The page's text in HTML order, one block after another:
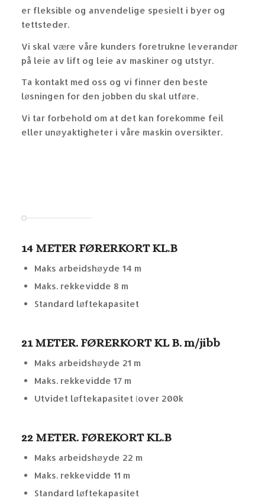
er fleksible og anvendelige spesielt i byer og
tettsteder.
Vi skal være våre kunders foretrukne leverandør
på leie av lift og leie av maskiner og utstyr.
Ta kontakt med oss og vi finner den beste
løsningen for den jobben du skal utføre.
Vi tar forbehold om at det kan forekomme feil
eller unøyaktigheter i våre maskin oversikter.
14 METER FØRERKORT KL.B
Maks arbeidshøyde 14 m
Maks. rekkevidde 8 m
Standard løftekapasitet
21 METER. FØRERKORT KL B. m/jibb
Maks arbeidshøyde 21 m
Maks. rekkevidde 17 m
Utvidet løftekapasitet (over 200k
22 METER. FØREKORT KL.B
Maks arbeidshøyde 22 m
Maks. rekkevidde 11 m
Standard løftekapasitet